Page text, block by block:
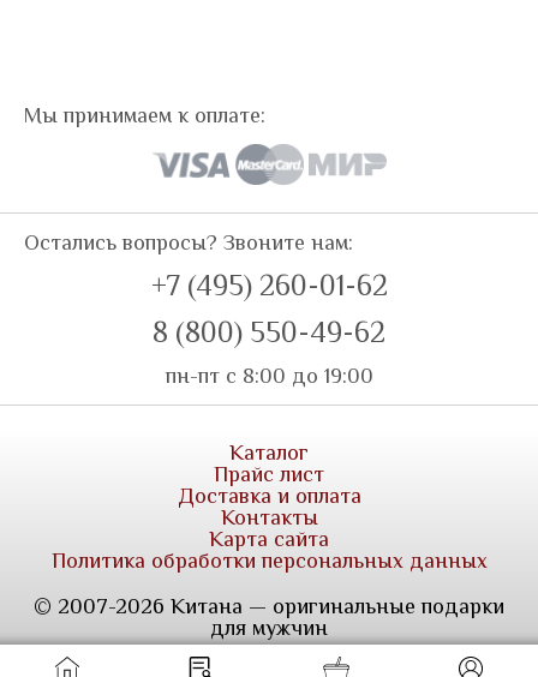
Мы принимаем к оплате:
Остались вопросы? Звоните нам:
+7 (495) 260-01-62
8 (800) 550-49-62
пн-пт с 8:00 до 19:00
Каталог
Прайс лист
Доставка и оплата
Контакты
Карта сайта
Политика обработки персональных данных
© 2007-2026 Китана — оригинальные подарки
для мужчин